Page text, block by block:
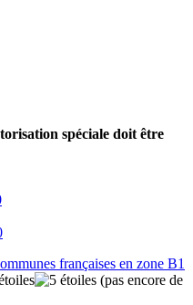
spéciale doit être
françaises en zone B1
(pas encore de